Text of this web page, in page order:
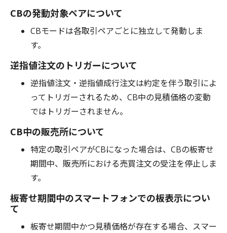
CBの発動対象ペアについて
CBモードは各取引ペアごとに独立して発動しま
す。
逆指値注文のトリガーについて
逆指値注文・逆指値成行注文は約定を伴う取引によ
ってトリガーされるため、CB中の見積価格の変動
ではトリガーされません。
CB中の販売所について
特定の取引ペアがCBになった場合は、CBの板寄せ
期間中、販売所における売買注文の受注を停止しま
す。
板寄せ期間中のスマートフォンでの板表示につい
て
板寄せ期間中かつ見積価格が存在する場合、スマー